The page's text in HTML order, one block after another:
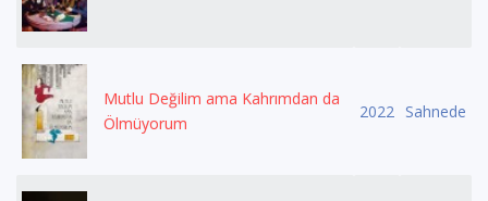
Mutlu Değilim ama Kahrımdan da
Ölmüyorum
2022 Sahnede